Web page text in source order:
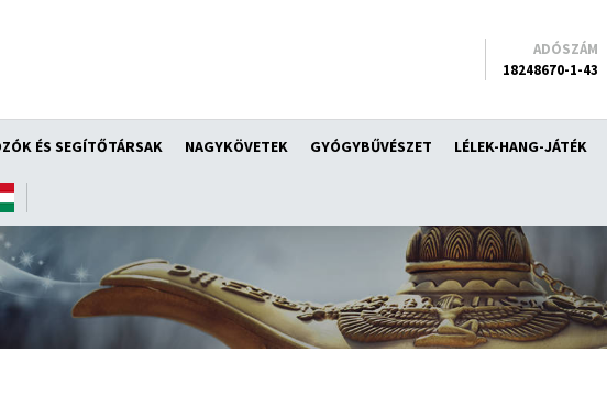
ÉS SEGÍTŐTÁRSAK NAGYKÖVETEK GYÓGYBŰVÉSZET LÉLEK-HANG-JÁTÉK
ADÓSZÁM
18248670-1-43